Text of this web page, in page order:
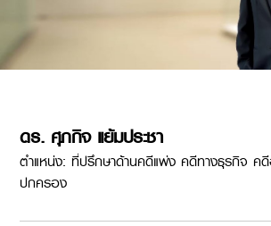
ดร. ศุภกิจ แย้มประชา
ตำแหน่ง: ที่ปรึกษาด้านคดีแพ่ง คดีทางธุรกิจ ค
ปกครอง